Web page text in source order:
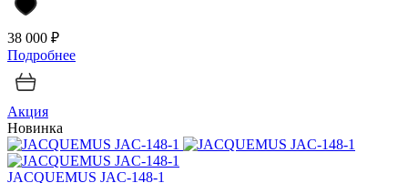
38 000 ₽
Подробнее
Акция
Новинка
JACQUEMUS JAC-148-1